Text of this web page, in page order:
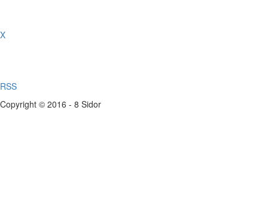
X
RSS
Copyright © 2016 - 8 Sidor